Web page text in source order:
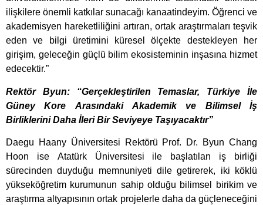
ilişkilere önemli katkılar sunacağı kanaatindeyim. Öğrenci ve
akademisyen hareketliliğini artıran, ortak araştırmaları teşvik
eden ve bilgi üretimini küresel ölçekte destekleyen her
girişim, geleceğin güçlü bilim ekosisteminin inşasına hizmet
edecektir.”
Rektör Byun: “Gerçekleştirilen Temaslar, Türkiye İle
Güney Kore Arasındaki Akademik ve Bilimsel İş
Birliklerini Daha İleri Bir Seviyeye Taşıyacaktır”
Daegu Haany Üniversitesi Rektörü Prof. Dr. Byun Chang
Hoon ise Atatürk Üniversitesi ile başlatılan iş birliği
sürecinden duyduğu memnuniyeti dile getirerek, iki köklü
yükseköğretim kurumunun sahip olduğu bilimsel birikim ve
araştırma altyapısının ortak projelerle daha da güçleneceğini